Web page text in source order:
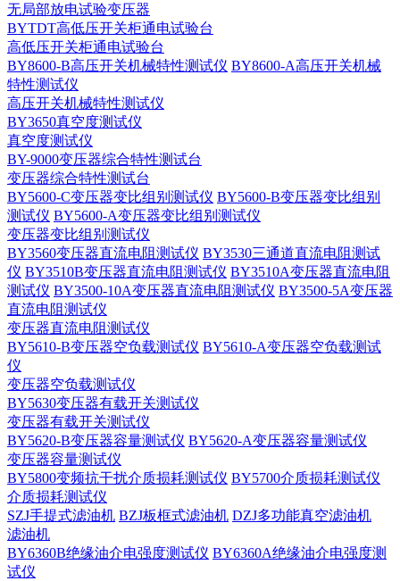
无局部放电试验变压器
BYTDT高低压开关柜通电试验台
高低压开关柜通电试验台
BY8600-B高压开关机械特性测试仪 BY8600-A高压开关机械
特性测试仪
高压开关机械特性测试仪
BY3650真空度测试仪
真空度测试仪
BY-9000变压器综合特性测试台
变压器综合特性测试台
BY5600-C变压器变比组别测试仪 BY5600-B变压器变比组别
测试仪 BY5600-A变压器变比组别测试仪
变压器变比组别测试仪
BY3560变压器直流电阻测试仪 BY3530三通道直流电阻测试
仪 BY3510B变压器直流电阻测试仪 BY3510A变压器直流电阻
测试仪 BY3500-10A变压器直流电阻测试仪 BY3500-5A变压器
直流电阻测试仪
变压器直流电阻测试仪
BY5610-B变压器空负载测试仪 BY5610-A变压器空负载测试
仪
变压器空负载测试仪
BY5630变压器有载开关测试仪
变压器有载开关测试仪
BY5620-B变压器容量测试仪 BY5620-A变压器容量测试仪
变压器容量测试仪
BY5800变频抗干扰介质损耗测试仪 BY5700介质损耗测试仪
介质损耗测试仪
SZJ手提式滤油机 BZJ板框式滤油机 DZJ多功能真空滤油机
滤油机
BY6360B绝缘油介电强度测试仪 BY6360A绝缘油介电强度测
试仪